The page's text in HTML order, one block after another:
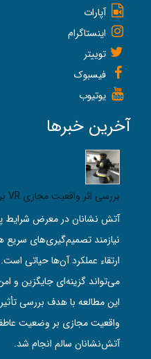
آپارات
اینستاگرام
توییتر
فیسبوک
یوتیوب
آخرین خبرها
بررسی اثر واقعیت مجازی VR بر هیجان و یادگیری آتش‌ نشانان
آتش‌ نشانان در معرض شرایط
نیازمند تصمیم‌گیری‌های سریع
می‌تواند گزینه‌ای جایگزین و
این مطالعه با هدف بررسی
واقعیت مجازی بر وضعیت
آتش‌نشانان سالم انجام شد.